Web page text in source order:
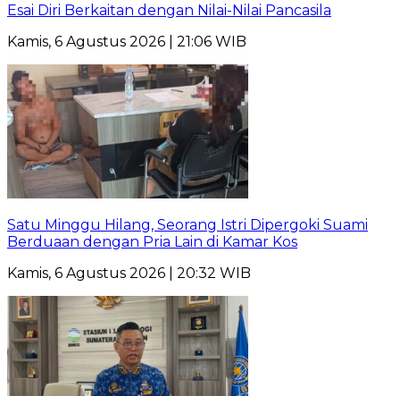
Esai Diri Berkaitan dengan Nilai-Nilai Pancasila
Kamis, 6 Agustus 2026 | 21:06 WIB
Satu Minggu Hilang, Seorang Istri Dipergoki Suami
Berduaan dengan Pria Lain di Kamar Kos
Kamis, 6 Agustus 2026 | 20:32 WIB